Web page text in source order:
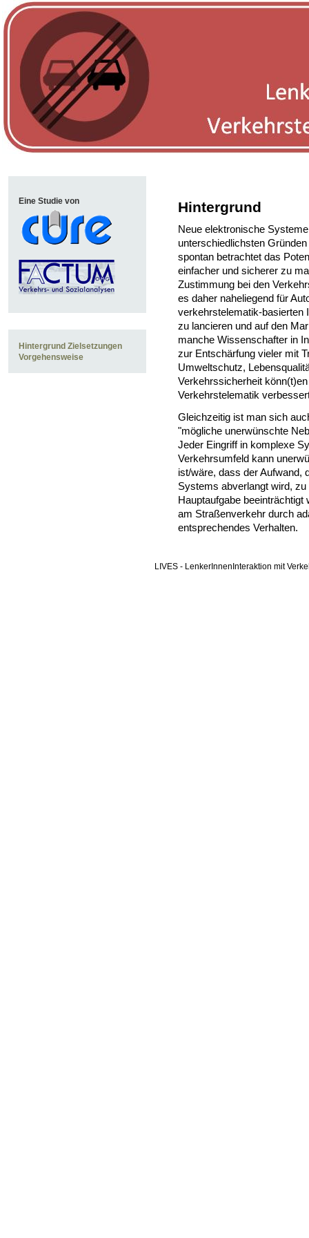
Eine Studie von
Hintergrund Zielsetzungen
Vorgehensweise
Hintergrund
Neue elektronische
unterschiedlichsten
spontan betrachtet das
einfacher und sicherer zu
Zustimmung bei den
es daher naheliegend für
verkehrstelematik-basierten
zu lancieren und auf den
manche Wissenschafter in
zur Entschärfung vieler mit
Umweltschutz,
Verkehrssicherheit
Verkehrstelematik
Gleichzeitig ist man sich
"mögliche unerwünschte
Jeder Eingriff in komplexe
Verkehrsumfeld kann
ist/wäre, dass der Aufwand,
Systems abverlangt wird,
Hauptaufgabe beeinträchtigt
am Straßenverkehr durch
entsprechendes Verhalten.
LIVES - LenkerInnenInteraktion mit